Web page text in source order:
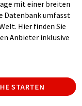
mit einer breiten
Datenbank umfasst
Hier finden Sie
Anbieter inklusive
STARTEN